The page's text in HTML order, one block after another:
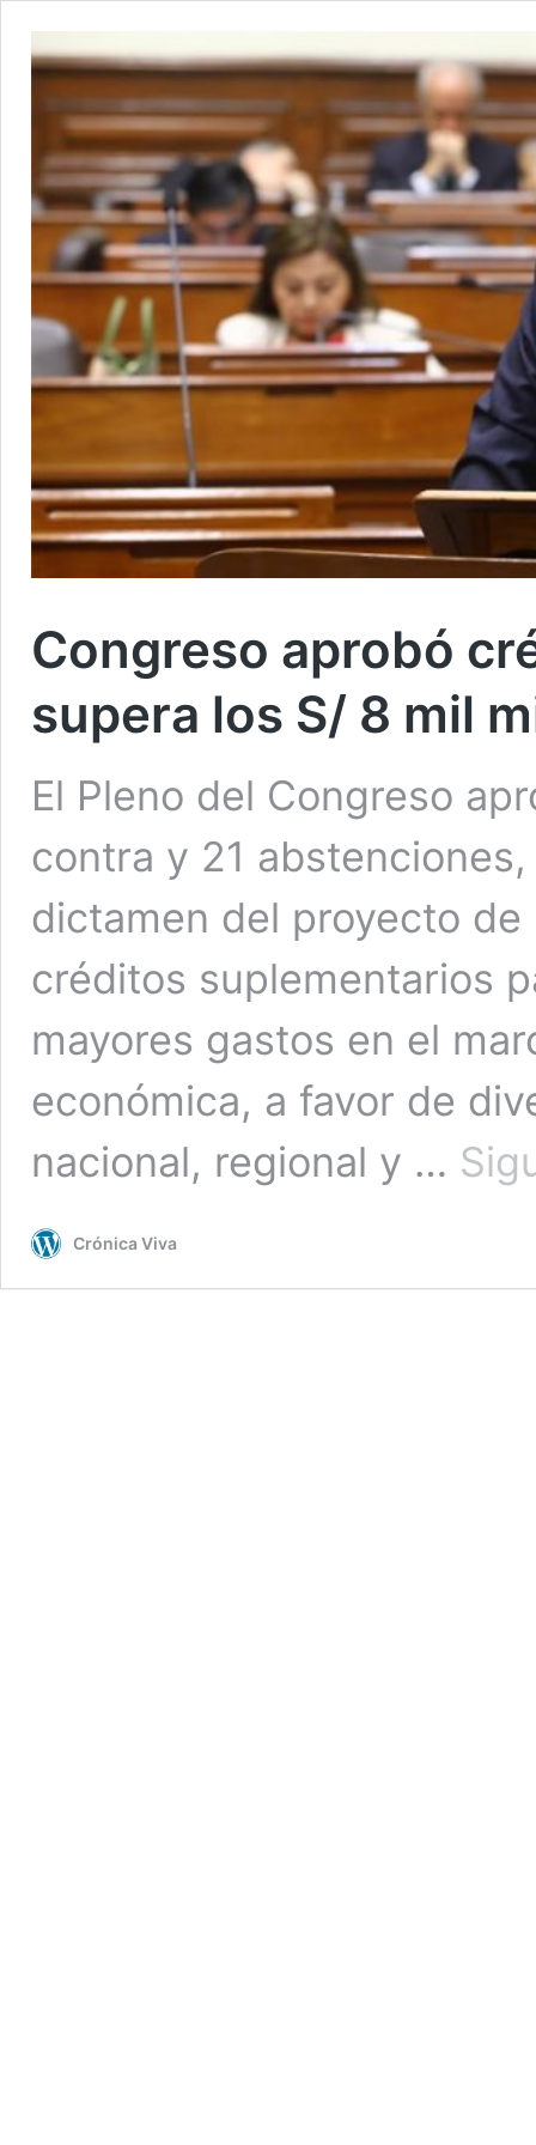
Congreso aprobó
supera los S/ 8 mil
El Pleno del Congreso
contra y 21
dictamen del proyecto
créditos suplementarios
mayores gastos en el
económica, a favor de
nacional, regional y …
Crónica Viva